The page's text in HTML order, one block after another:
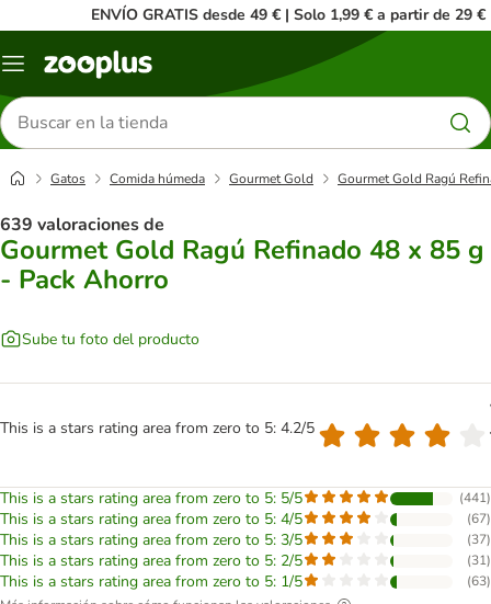
ENVÍO GRATIS desde 49 € | Solo 1,99 € a partir de 29 €
Menú
Buscar
productos
Gatos Comida húmeda Gourmet Gold Gourmet Gold Ragú
639 valoraciones de
Gourmet Gold Ragú Refinado 48 x 85 g
- Pack Ahorro
Sube tu foto del producto
This is a stars rating area from zero to 5: 4.2/5
This is a stars rating area from zero to 5: 5/5 (441)
This is a stars rating area from zero to 5: 4/5 (67)
This is a stars rating area from zero to 5: 3/5 (37)
This is a stars rating area from zero to 5: 2/5 (31)
This is a stars rating area from zero to 5: 1/5 (63)